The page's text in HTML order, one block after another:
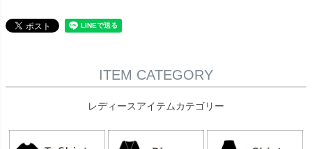
ITEM CATEGORY
レディースアイテムカテゴリー